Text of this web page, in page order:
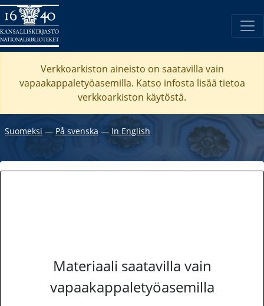
Verkkoarkiston aineisto on saatavilla vain
vapaakappaletyöasemilla. Katso infosta lisää tietoa
verkkoarkiston käytöstä.
Suomeksi ― På svenska ― In English
Materiaali saatavilla vain
vapaakappaletyöasemilla